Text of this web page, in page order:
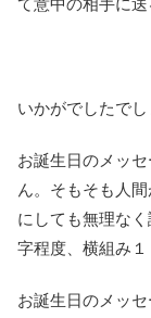
いかがでしたでし
お誕生日のメッ
ん。そもそも人
にしても無理な
字程度、横組み１
お誕生日のメッ